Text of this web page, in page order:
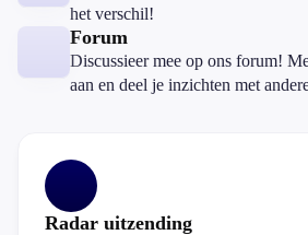
het verschil!
Forum
Discussieer mee op ons forum!
aan en deel je inzichten met
Radar uitzending